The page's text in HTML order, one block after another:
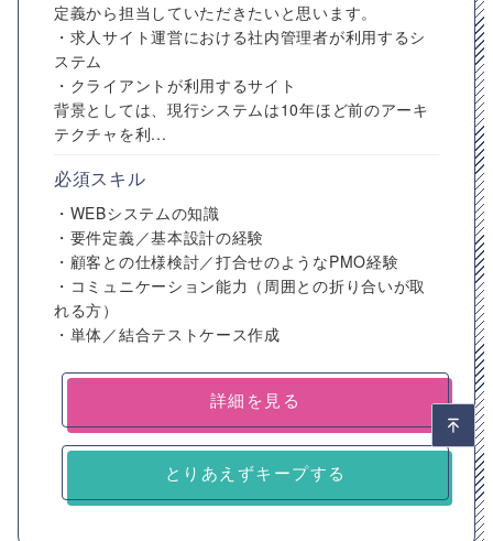
定義から担当していただきたいと思います。
・求人サイト運営における社内管理者が利用するシ
ステム
・クライアントが利用するサイト
背景としては、現行システムは10年ほど前のアーキ
テクチャを利...
必須スキル
・WEBシステムの知識
・要件定義／基本設計の経験
・顧客との仕様検討／打合せのようなPMO経験
・コミュニケーション能力（周囲との折り合いが取
れる方）
・単体／結合テストケース作成
詳細を見る
とりあえずキープする